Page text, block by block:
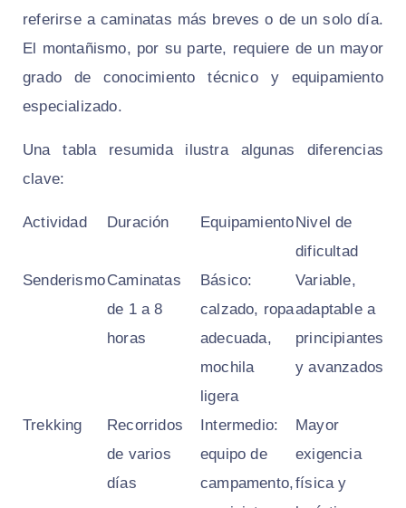
referirse a caminatas más breves o de un solo día.
El montañismo, por su parte, requiere de un mayor
grado de conocimiento técnico y equipamiento
especializado.
Una tabla resumida ilustra algunas diferencias
clave:
Actividad Duración EquipamientoNivel de
dificultad
SenderismoCaminatas
de 1 a 8
horas
Básico:
calzado, ropa
adecuada,
mochila
ligera
Variable,
adaptable a
principiantes
y avanzados
Trekking
Recorridos
de varios
días
Intermedio:
equipo de
campamento,
Mayor
exigencia
física y